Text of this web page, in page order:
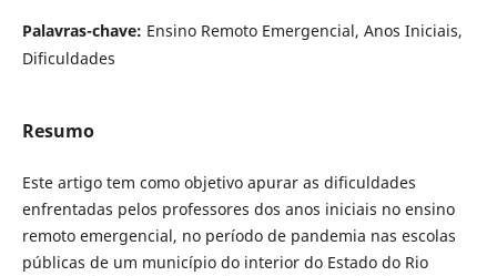
Palavras-chave: Ensino Remoto Emergencial, Anos Iniciais,
Dificuldades
Resumo
Este artigo tem como objetivo apurar as dificuldades
enfrentadas pelos professores dos anos iniciais no ensino
remoto emergencial, no período de pandemia nas escolas
públicas de um município do interior do Estado do Rio